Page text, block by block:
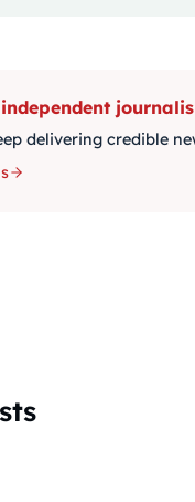
delivering credible